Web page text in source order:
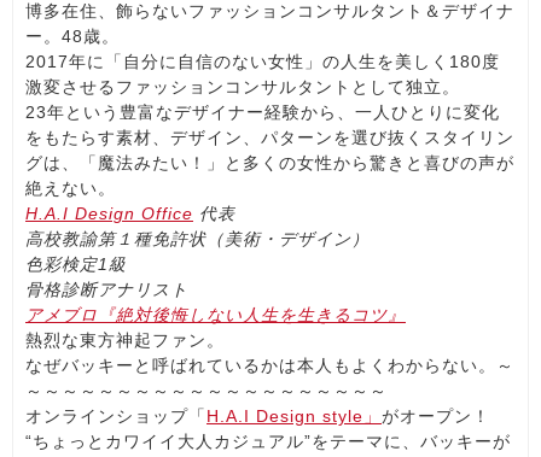
博多在住、飾らないファッションコンサルタント＆デザイナ
ー。48歳。
2017年に「自分に自信のない女性」の人生を美しく180度
激変させるファッションコンサルタントとして独立。
23年という豊富なデザイナー経験から、一人ひとりに変化
をもたらす素材、デザイン、パターンを選び抜くスタイリン
グは、「魔法みたい！」と多くの女性から驚きと喜びの声が
絶えない。
H.A.I Design Office 代表
高校教諭第１種免許状（美術・デザイン）
色彩検定1級
骨格診断アナリスト
アメブロ『絶対後悔しない人生を生きるコツ』
熱烈な東方神起ファン。
なぜバッキーと呼ばれているかは本人もよくわからない。～
～～～～～～～～～～～～～～～～～～～～
オンラインショップ「 H.A.I Design style」 がオープン！
“ちょっとカワイイ大人カジュアル”をテーマに、バッキーが